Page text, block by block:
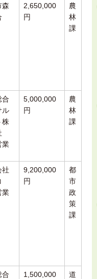
森
2,650,000
円
農
林
課
合
ル
株
業
5,000,000
円
農
林
課
社
業
9,200,000
円
都
市
政
策
課
合
1,500,000
道